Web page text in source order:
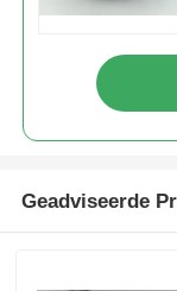
Geadviseerde